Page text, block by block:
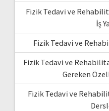
Fizik Tedavi ve
İş
Fizik Tedavi ve
Fizik Tedavi ve
Gereken
Fizik Tedavi ve